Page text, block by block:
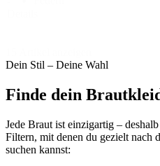
Dein Stil – Deine Wahl
Finde dein
Jede Braut ist einzigartig –
Filtern, mit denen du gezielt nach
suchen kannst: